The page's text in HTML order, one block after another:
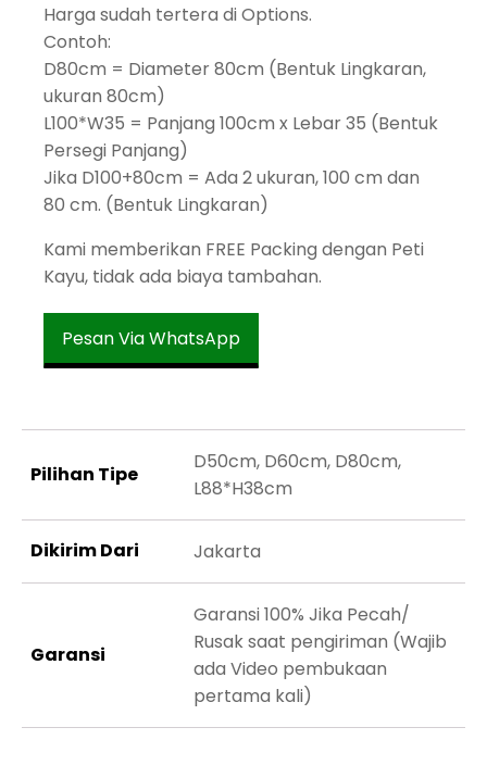
Harga sudah tertera di Options.
Contoh:
D80cm = Diameter 80cm (Bentuk Lingkaran,
ukuran 80cm)
L100*W35 = Panjang 100cm x Lebar 35 (Bentuk
Persegi Panjang)
Jika D100+80cm = Ada 2 ukuran, 100 cm dan
80 cm. (Bentuk Lingkaran)
Kami memberikan FREE Packing dengan Peti
Kayu, tidak ada biaya tambahan.
Pesan Via WhatsApp
Pilihan Tipe
D50cm, D60cm, D80cm,
L88*H38cm
Dikirim Dari Jakarta
Garansi
Garansi 100% Jika Pecah/
Rusak saat pengiriman (Wajib
ada Video pembukaan
pertama kali)